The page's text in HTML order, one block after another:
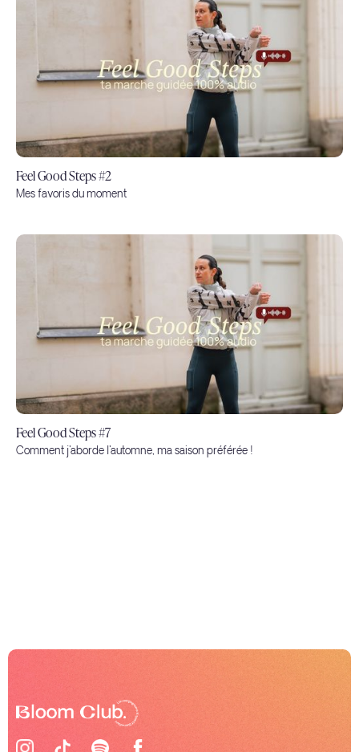
Feel Good Steps #2
Mes favoris du moment
Feel Good Steps #7
Comment j'aborde l'automne, ma saison préférée !